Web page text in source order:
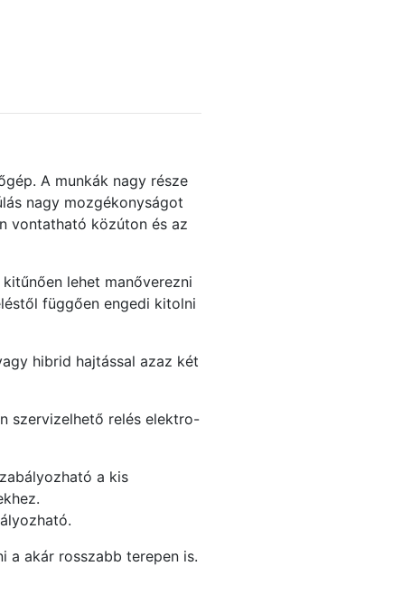
A munkák nagy része
nagy mozgékonyságot
vontatható közúton és az
lehet manőverezni
függően engedi kitolni
hibrid hajtással azaz két
szervizelhető relés elektro-
a kis
a akár rosszabb terepen is.